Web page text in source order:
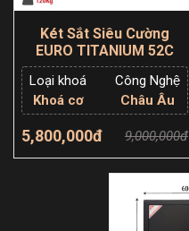
Két Sắt Siêu Cường
EURO TITANIUM 52C
Loại khoá
Khoá cơ
Công Nghệ
Châu Âu
5,800,000đ 9,000,000đ
Thêm giỏ hàng